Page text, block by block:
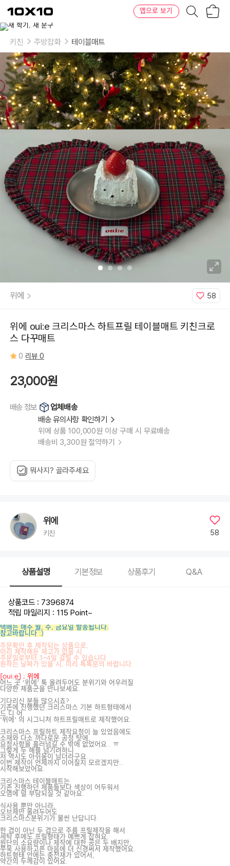
텐
바
텐
앱으로 보기
이
상
컬
러:
레
드
체
크,
그
린
체
크
키친 주방잡화 테이블매트
위에 58
위에 oui:e 크리스마스 하트프릴 테이블매트 키친크로
스 다꾸매트
0 리뷰 0
23,000원
배송 정보
업체배송
배송 유의사항 확인하기
위에 상품 100,000원 이상 구매 시 무료배송
배송비 3,300원 절약하기
뭐사지? 골라주세요
위에
키친 58
상품설명 기본정보 상품후기 Q&A
상품코드 : 7396874
적립 마일리지 : 115 Point~
택배는 매주 월, 수, 금요일 발송됩니다.
참고바랍니다 :)
주문확인 후 제작되는 상품으로,
미리 제작해둔 재고가 없을 시
주문일로부터 3~4일 걸릴 수 있습니다.
원하는 날짜가 있을 시, 미리 톡톡문의 바랍니다.
[oui:e] ; 위에
어느 곳 '위에' 툭 올려두어도 분위기와 어우러질
다양한 제품군을 만나보세요.
기다리신 분들 많으시죠?
기존에 진행했던 크리스마스 기본 하트형태에서
드 디 어
'위에' 의 시그니처 하트프릴매트로 제작했어요.
크리스마스 프릴하트 제작요청이 늘 있었음에도
소재와 다소 까다로운 공정 탓에,
요청사항을 흘러넘길 수 밖에 없었어요.. ㅠ
그렇게 두 해를 넘기려하니
저 역시도 아쉬움이 남더라구요..
이번 제작이 언제까지 이어질지 모르겠지만..
시작해보았어요.
크리스마스 테이블매트는
기존 진행하던 제품들보다 색상이 어두워서
오염에 덜 부담되실 것 같아요.
식사용 뿐만 아니라,
오브제만 올려두어도
크리스마스분위기가 물씬 난답니다.
한 겹이 아닌 두 겹으로 주름 프릴제작을 해서
세탁 후에도 프릴형태가 예쁘게 잡혀요.
원단의 소요량이나 제작에 대한 공은 두 배지만,
쭈욱 사용하고픈 마음에 더 신경써서 제작했어요.
하트형태 안에는 충전재가 있어서,
약간의 두께감이 있어요.